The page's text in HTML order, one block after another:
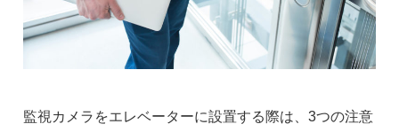
監視カメラをエレベーターに設置する際は、3つの注意